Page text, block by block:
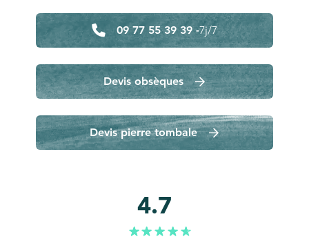
09 77 55 39 39 -7j/7
Devis obsèques
Devis pierre tombale
4.7